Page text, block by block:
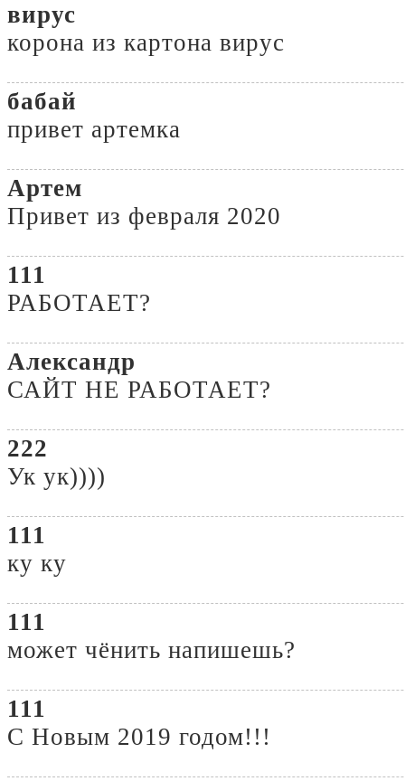
вирус
корона из картона вирус
бабай
привет артемка
Артем
Привет из февраля 2020
111
РАБОТАЕТ?
Александр
САЙТ НЕ РАБОТАЕТ?
222
Ук ук))))
111
ку ку
111
может чёнить напишешь?
111
С Новым 2019 годом!!!